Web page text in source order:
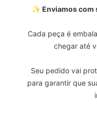
✨ Enviamos com
Cada peça é
chegar até
Seu pedido vai
para garantir que